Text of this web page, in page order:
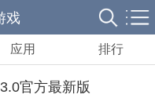
戏
应用 排行
官方最新版